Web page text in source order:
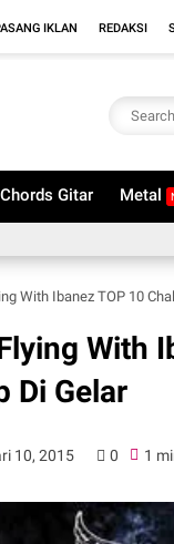
IKLAN REDAKSI
Chords Gitar Metal
With Ibanez TOP 10
With
Di Gelar
10, 2015 0 1